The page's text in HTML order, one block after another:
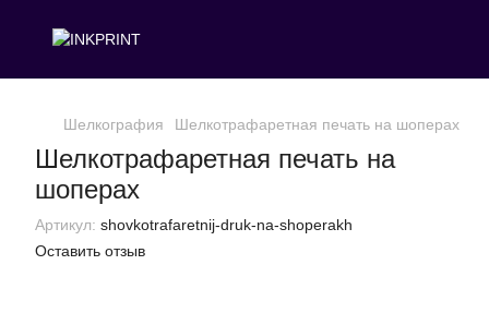
Шелкография Шелкотрафаретная печать на шоперах
Шелкотрафаретная печать на
шоперах
Артикул: shovkotrafaretnij-druk-na-shoperakh
Оставить отзыв